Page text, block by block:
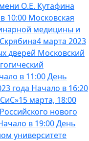
О.Е. Кутафина
10:00 Московская
медицины и
4 марта 2023
дверей Московский
в 11:00 День
года Начало в 16:20
15 марта, 18:00
нового
в 19:00 День
университете